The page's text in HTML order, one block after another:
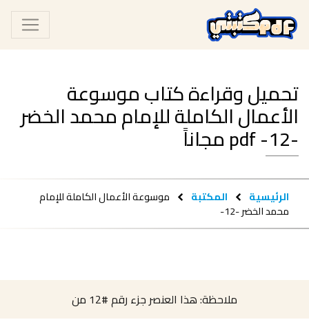
تحميل وقراءة كتاب موسوعة
الأعمال الكاملة للإمام محمد الخضر
-12- pdf مجاناً
الرئيسية المكتبة موسوعة الأعمال الكاملة للإمام
محمد الخضر -12-
ملاحظة: هذا العنصر جزء رقم#12 من